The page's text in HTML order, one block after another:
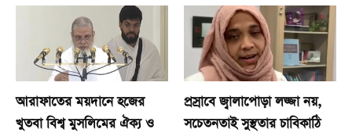
আরাফাতের ময়দানে হজের
খুতবা বিশ্ব মুসলিমের ঐক্য ও
প্রস্রাবে জ্বালাপোড়া লজ্জা নয়,
সচেতনতাই সুস্থতার চাবিকাঠি